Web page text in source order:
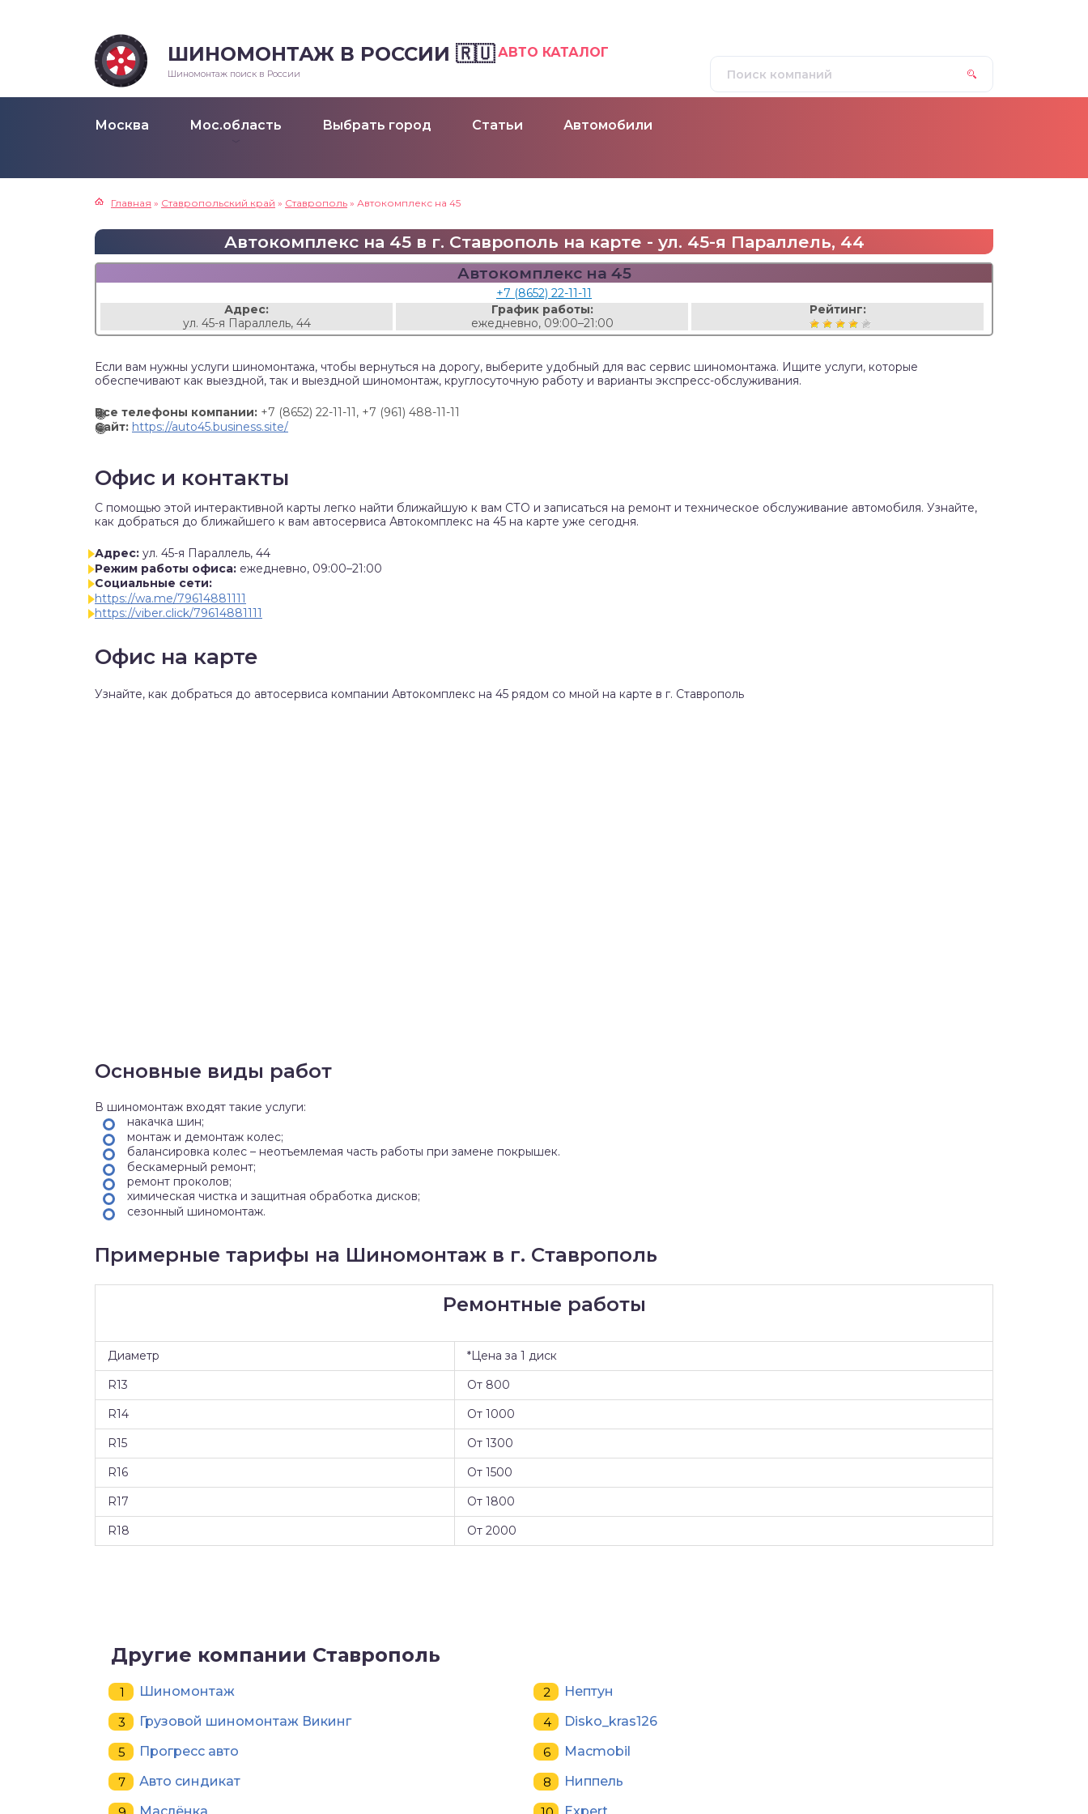
ШИНОМОНТАЖ В РОССИИ 🇷🇺 АВТО КАТАЛОГ
Шиномонтаж поиск в России
Москва Мос.область Выбрать город Статьи Автомобили
Главная » Ставропольский край » Ставрополь » Автокомплекс на 45
Автокомплекс на 45 в г. Ставрополь на карте - ул. 45-я Параллель, 44
Автокомплекс на 45
+7 (8652) 22-11-11
Адрес:
ул. 45-я Параллель, 44
График работы:
ежедневно, 09:00–21:00
Рейтинг:
Если вам нужны услуги шиномонтажа, чтобы вернуться на дорогу, выберите удобный для вас сервис шиномонтажа. Ищите услуги, которые
обеспечивают как выездной, так и выездной шиномонтаж, круглосуточную работу и варианты экспресс-обслуживания.
Все телефоны компании: +7 (8652) 22-11-11, +7 (961) 488-11-11
Сайт: https://auto45.business.site/
Офис и контакты
C помощью этой интерактивной карты легко найти ближайшую к вам СТО и записаться на ремонт и техническое обслуживание автомобиля. Узнайте,
как добраться до ближайшего к вам автосервиса Автокомплекс на 45 на карте уже сегодня.
Адрес: ул. 45-я Параллель, 44
Режим работы офиса: ежедневно, 09:00–21:00
Социальные сети:
https://wa.me/79614881111
https://viber.click/79614881111
Офис на карте
Узнайте, как добраться до автосервиса компании Автокомплекс на 45 рядом со мной на карте в г. Ставрополь
Основные виды работ
В шиномонтаж входят такие услуги:
накачка шин;
монтаж и демонтаж колес;
балансировка колес – неотъемлемая часть работы при замене покрышек.
бескамерный ремонт;
ремонт проколов;
химическая чистка и защитная обработка дисков;
сезонный шиномонтаж.
Примерные тарифы на Шиномонтаж в г. Ставрополь
Ремонтные работы
Диаметр
*Цена за 1 диск
R13
От 800
R14
От 1000
R15
От 1300
R16
От 1500
R17
От 1800
R18
От 2000
Другие компании Ставрополь
Шиномонтаж
Нептун
Грузовой шиномонтаж Викинг
Disko_kras126
Прогресс авто
Macmobil
Авто синдикат
Ниппель
Маслёнка
Expert